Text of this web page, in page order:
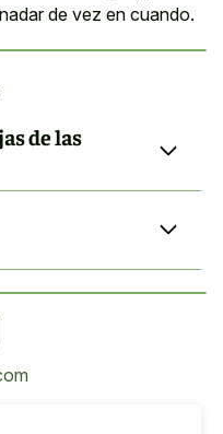
de vez en cuando.
de las